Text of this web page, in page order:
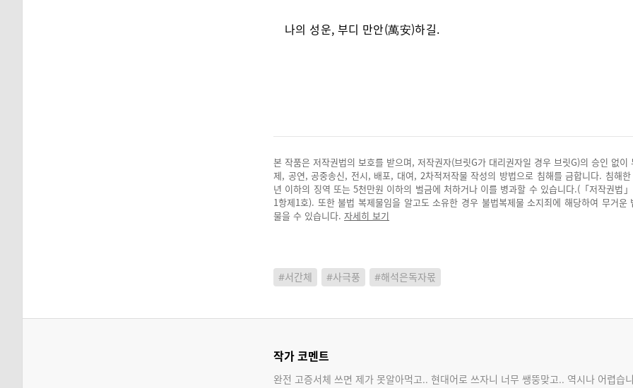
나의 성운, 부디 만안(萬安)하길.
본 작품은 저작권법의 보호를 받으며, 저작권자(브릿G가 대리권자일 경우 브릿G)의 승인 없이
제, 공연, 공중송신, 전시, 배포, 대여, 2차적저작물 작성의 방법으로 침해를 금합니다. 침해
년 이하의 징역 또는 5천만원 이하의 벌금에 처하거나 이를 병과할 수 있습니다.(「저작권법
1항제1호). 또한 불법 복제물임을 알고도 소유한 경우 불법복제물 소지죄에 해당하여 무거운
물을 수 있습니다. 자세히 보기
#서간체 #사극풍 #해석은독자몫
작가 코멘트
완전 고증서체 쓰면 제가 못알아먹고.. 현대어로 쓰자니 너무 쌩뚱맞고.. 역시나 어렵습